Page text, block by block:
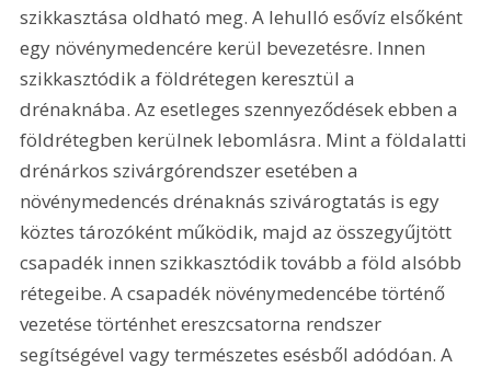
szikkasztása oldható meg. A lehulló esővíz elsőként
egy növénymedencére kerül bevezetésre. Innen
szikkasztódik a földrétegen keresztül a
drénaknába. Az esetleges szennyeződések ebben a
földrétegben kerülnek lebomlásra. Mint a földalatti
drénárkos szivárgórendszer esetében a
növénymedencés drénaknás szivárogtatás is egy
köztes tározóként működik, majd az összegyűjtött
csapadék innen szikkasztódik tovább a föld alsóbb
rétegeibe. A csapadék növénymedencébe történő
vezetése történhet ereszcsatorna rendszer
segítségével vagy természetes esésből adódóan. A